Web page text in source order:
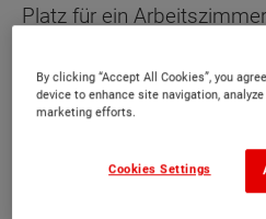
Platz für ein
Das Flair 134 bietet
Wohlfühlort, ein
Sonderausstattung
By clicking “Accept All Cookies”, you
device to enhance site navigation,
marketing efforts.
Cookies Settings